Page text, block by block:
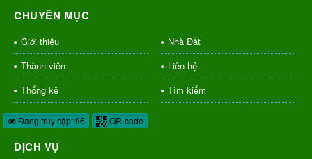
CHUYÊN MỤC
Giới thiệu
Nhà Đất
Thành viên
Liên hệ
Thống kê
Tìm kiếm
Đang truy cập: 96 QR-code
DỊCH VỤ